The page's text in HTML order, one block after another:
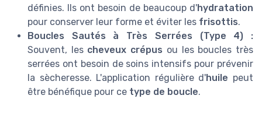
définies. Ils ont besoin de beaucoup d'hydratation
pour conserver leur forme et éviter les frisottis.
Boucles Sautés à Très Serrées (Type 4) :
Souvent, les cheveux crépus ou les boucles très
serrées ont besoin de soins intensifs pour prévenir
la sècheresse. L'application régulière d'huile peut
être bénéfique pour ce type de boucle.